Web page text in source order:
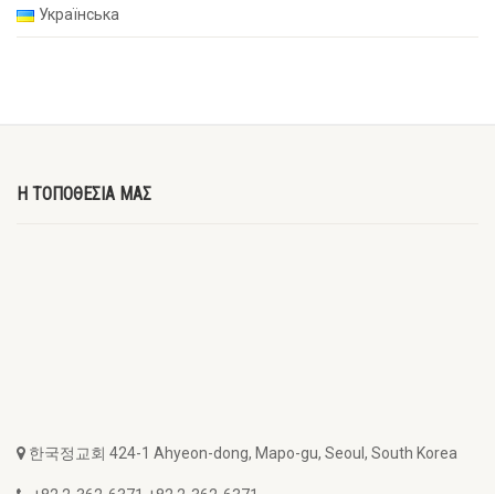
Українська
Η ΤΟΠΟΘΕΣΙΑ ΜΑΣ
한국정교회 424-1 Ahyeon-dong, Mapo-gu, Seoul, South Korea